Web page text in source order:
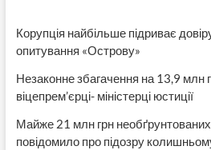
Корупція найбільше підриває
опитування «Острову»
Незаконне збагачення на 13,9 млн
віцепрем’єрці- міністерці юстиції
Майже 21 млн грн
повідомило про підозру